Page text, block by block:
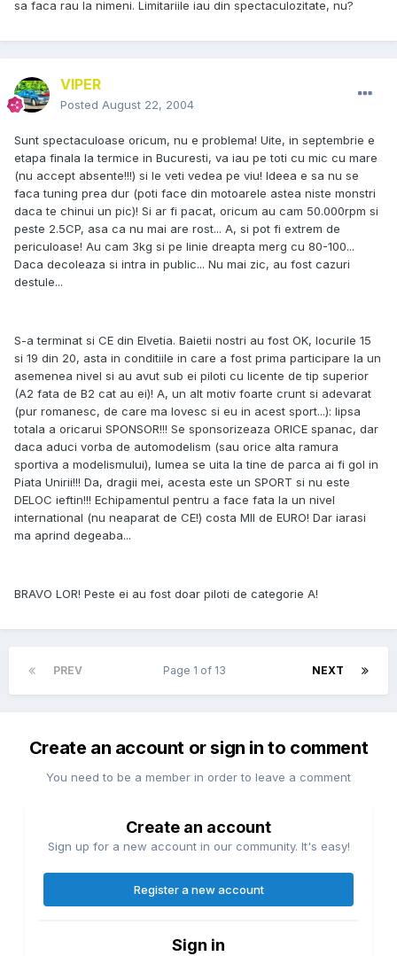
sa faca rau la nimeni. Limitariile iau din spectaculozitate, nu?
VIPER
Posted August 22, 2004
Sunt spectaculoase oricum, nu e problema! Uite, in septembrie e
etapa finala la termice in Bucuresti, va iau pe toti cu mic cu mare
(nu accept absente!!!) si le veti vedea pe viu! Ideea e sa nu se
faca tuning prea dur (poti face din motoarele astea niste monstri
daca te chinui un pic)! Si ar fi pacat, oricum au cam 50.000rpm si
peste 2.5CP, asa ca nu mai are rost... A, si pot fi extrem de
periculoase! Au cam 3kg si pe linie dreapta merg cu 80-100...
Daca decoleaza si intra in public... Nu mai zic, au fost cazuri
destule...
S-a terminat si CE din Elvetia. Baietii nostri au fost OK, locurile 15
si 19 din 20, asta in conditiile in care a fost prima participare la un
asemenea nivel si au avut sub ei piloti cu licente de tip superior
(A2 fata de B2 cat au ei)! A, un alt motiv foarte crunt si adevarat
(pur romanesc, de care ma lovesc si eu in acest sport...): lipsa
totala a oricarui SPONSOR!!! Se sponsorizeaza ORICE spanac, dar
daca aduci vorba de automodelism (sau orice alta ramura
sportiva a modelismului), lumea se uita la tine de parca ai fi gol in
Piata Unirii!!! Da, dragii mei, acesta este un SPORT si nu este
DELOC ieftin!!! Echipamentul pentru a face fata la un nivel
international (nu neaparat de CE!) costa MII de EURO! Dar iarasi
ma aprind degeaba...
BRAVO LOR! Peste ei au fost doar piloti de categorie A!
PREV NEXT
Page 1 of 13
Create an account or sign in to comment
You need to be a member in order to leave a comment
Create an account
Sign up for a new account in our community. It's easy!
Register a new account
Sign in